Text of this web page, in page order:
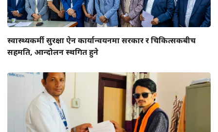
स्वास्थ्यकर्मी सुरक्षा ऐन कार्यान्वयनमा सरकार र चिकित्सकबीच
सहमति, आन्दोलन स्थगित हुने